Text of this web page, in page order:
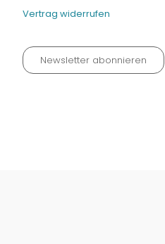
Vertrag widerrufen
Newsletter abonnieren